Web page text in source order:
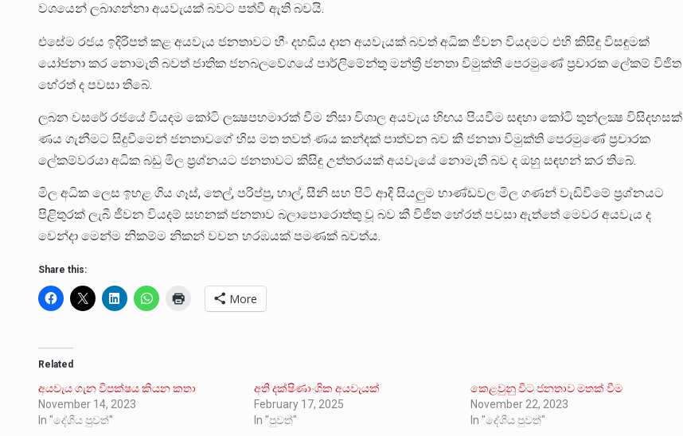
වශයෙන් ලබාගන්නා අයවැයක් බවට පත්වී ඇති බවයි.
එසේම රජය ඉදිරිපත් කළ අයවැය ජනතාවට හීං දහඩිය දාන අයවැයක් බවත් අධික ජීවන වියදමට එහි කිසිඳු විසඳුමක්
යෝජනා කර නොමැති බවත් ජාතික ජනබලවේගයේ පාර්ලිමේන්තු මන්ත්‍රී ජනතා විමුක්ති පෙරමුණේ ප්‍රචාරක ලේකම් විජිත
හේරත් ද පවසා තිබේ.
ලබන වසරේ රජයේ වියදම කෝටි ලක්‍ෂපහමාරක් වීම නිසා විශාල අයවැය හිඟය පියවීම සඳහා කෝටි තුන්ලක්‍ෂ විසිදහසක්
ණය ගැනීමට සිදුවීමෙන් ජනතාවගේ හිස මත තවත් ණය කන්දක් පාත්වන බව කී ජනතා විමුක්ති පෙරමුණේ ප්‍රචාරක
ලේකම්වරයා අධික බඩු මිල ප්‍රශ්නයට ජනතාවට කිසිඳු උත්තරයක් අයවැයේ නොමැති බව ද ඔහු සඳහන් කර තිබේ.
මිල අධික ලෙස ඉහළ ගිය ගෑස්, තෙල්, පරිප්පු, හාල්, සීනි සහ පිටි ආදි සියලුම භාණ්ඩවල මිල ගණන් වැඩිවීමේ ප්‍රශ්නයට
පිළිතුරක් ලැබී ජීවන වියදම් සහනක් ජනතාව බලාපොරොත්තු වූ බව කී විජිත හේරත් පවසා ඇත්තේ මෙවර අයවැය ද
වෙන්දා මෙන්ම නිකම්ම නිකන් වචන හරඹයක් පමණක් බවත්ය.
Share this:
More
Related
අයවැය ගැන විපක්ෂය කියන කතා
November 14, 2023
In "දේශීය පුවත්"
අති දක්ෂිණාංශික අයවැයක්
February 17, 2025
In "පුවත්"
කෙළවුනු විට ජනතාව මතක් වීම
November 22, 2023
In "දේශීය පුවත්"